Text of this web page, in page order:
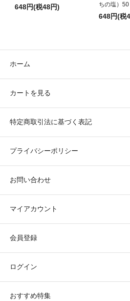
648円(税48円)
ちの塩）50
648円(税
ホーム
カートを見る
特定商取引法に基づく表記
プライバシーポリシー
お問い合わせ
マイアカウント
会員登録
ログイン
おすすめ特集